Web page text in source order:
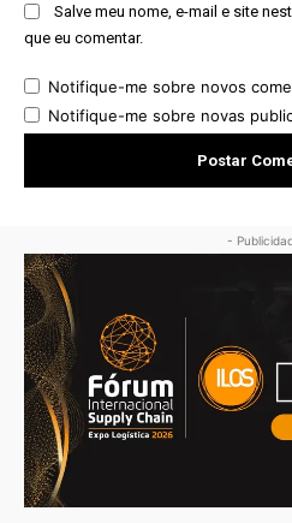
Salve meu nome, e-mail e site
que eu comentar.
Notifique-me sobre novos
Notifique-me sobre novas
-